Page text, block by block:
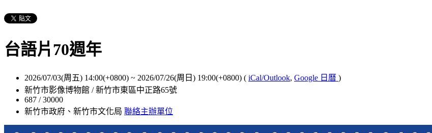
台語片70週年
2026/07/03(周五) 14:00(+0800) ~ 2026/07/26(周日) 19:00(+0800) ( iCal/Outlook, Google 日曆 )
新竹市影像博物館 / 新竹市東區中正路65號
687 / 30000
新竹市政府、新竹市文化局 聯絡主辦單位